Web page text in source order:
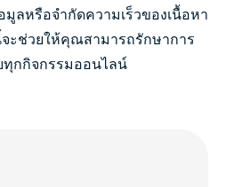
ลหรือจำกัดความเร็วของเนื้อหา
จะช่วยให้คุณสามารถรักษาการ
ทุกกิจกรรมออนไลน์